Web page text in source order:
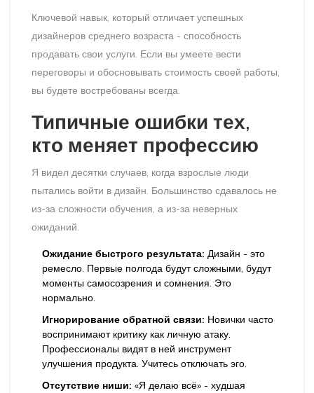
Ключевой навык, который отличает успешных
дизайнеров среднего возраста - способность
продавать свои услуги. Если вы умеете вести
переговоры и обосновывать стоимость своей работы,
вы будете востребованы всегда.
Типичные ошибки тех,
кто меняет профессию
Я видел десятки случаев, когда взрослые люди
пытались войти в дизайн. Большинство сдавалось не
из-за сложности обучения, а из-за неверных
ожиданий.
Ожидание быстрого результата: Дизайн - это
ремесло. Первые полгода будут сложными, будут
моменты самосозрения и сомнения. Это
нормально.
Игнорирование обратной связи: Новички часто
воспринимают критику как личную атаку.
Профессионалы видят в ней инструмент
улучшения продукта. Учитесь отключать эго.
Отсутствие ниши: «Я делаю всё» - худшая